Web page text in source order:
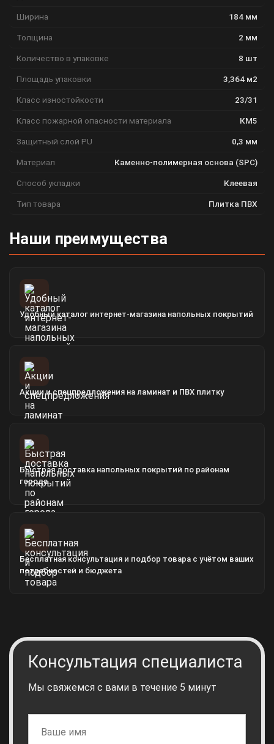
Ширина 184 мм
Толщина 2 мм
Количество в упаковке 8 шт
Площадь упаковки 3,364 м2
Класс изностойкости 23/31
Класс пожарной опасности материала КМ5
Защитный слой PU 0,3 мм
Материал Каменно-полимерная основа (SPC)
Способ укладки Клеевая
Тип товара Плитка ПВХ
Наши преимущества
Удобный каталог интернет-магазина напольных покрытий
Акции и спецпредложения на ламинат и ПВХ плитку
Быстрая доставка напольных покрытий по районам
города
Бесплатная консультация и подбор товара с учётом ваших
потребностей и бюджета
Консультация специалиста
Мы свяжемся с вами в течение 5 минут